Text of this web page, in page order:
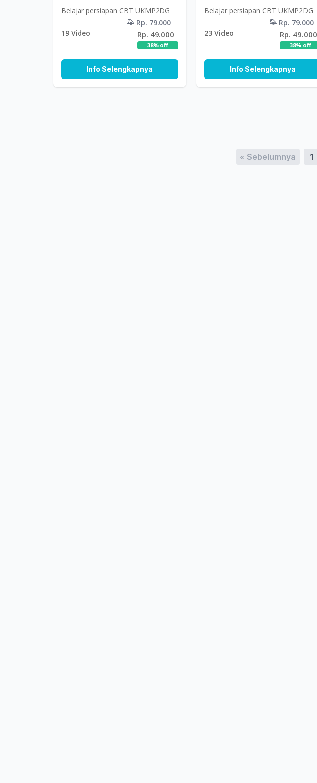
Belajar persiapan CBT UKMP2DG
19 Video
Rp. 79.000
Rp. 49.000
38% off
Info Selengkapnya
Belajar persiapan CBT UKMP2DG
23 Video
Rp. 79.000
Rp. 49.000
38% off
Info Selengkapnya
« Sebelumnya 1